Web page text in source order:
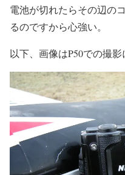
電池が切れたらその辺の
るのですから心強い。
以下、画像はP50での撮影